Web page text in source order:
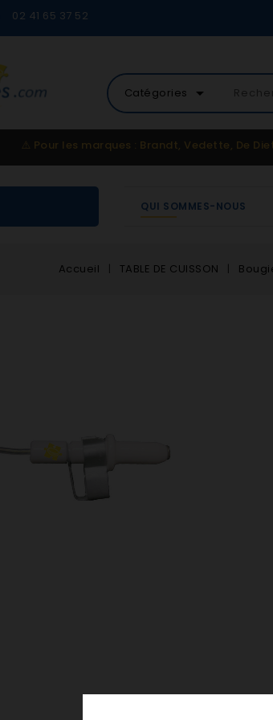
02 41 65 37 52
Catégories arrow_drop_down
⚠️ Pour les marques : Brandt, Vedette, De
QUI SOMMES-NOUS
Accueil TABLE DE CUISSON